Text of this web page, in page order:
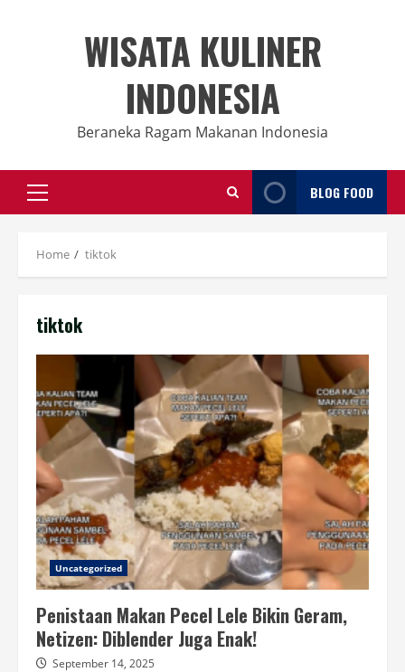
WISATA KULINER
INDONESIA
Beraneka Ragam Makanan Indonesia
Primary
Menu
BLOG FOOD
Home tiktok
tiktok
Uncategorized
Penistaan Makan Pecel Lele Bikin Geram,
Netizen: Diblender Juga Enak!
September 14, 2025